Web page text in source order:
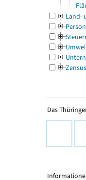
Land-
Zensus
Das